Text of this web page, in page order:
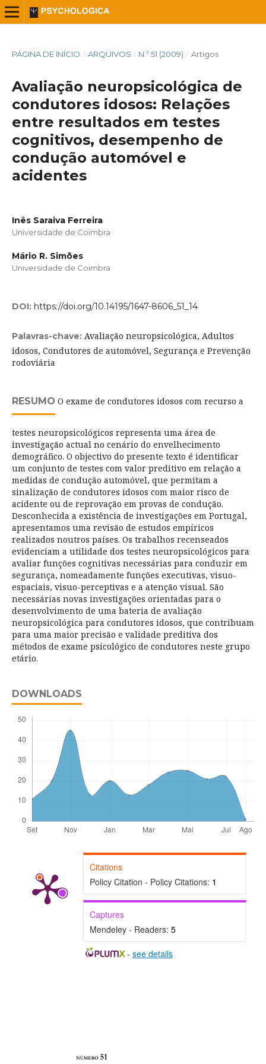
PÁGINA DE INÍCIO / ARQUIVOS / N.º 51 (2009) / Artigos
Avaliação neuropsicológica de
condutores idosos: Relações
entre resultados em testes
cognitivos, desempenho de
condução automóvel e
acidentes
Inês Saraiva Ferreira
Universidade de Coimbra
Mário R. Simões
Universidade de Coimbra
DOI: https://doi.org/10.14195/1647-8606_51_14
Palavras-chave: Avaliação neuropsicológica, Adultos
idosos, Condutores de automóvel, Segurança e Prevenção
rodoviária
RESUMO O exame de condutores idosos com recurso a
testes neuropsicológicos representa uma área de
investigação actual no cenário do envelhecimento
demográfico. O objectivo do presente texto é identificar
um conjunto de testes com valor preditivo em relação a
medidas de condução automóvel, que permitam a
sinalização de condutores idosos com maior risco de
acidente ou de reprovação em provas de condução.
Desconhecida a existência de investigações em Portugal,
apresentamos uma revisão de estudos empíricos
realizados noutros países. Os trabalhos recenseados
evidenciam a utilidade dos testes neuropsicológicos para
avaliar funções cognitivas necessárias para conduzir em
segurança, nomeadamente funções executivas, visuo-
espaciais, visuo-perceptivas e a atenção visual. São
necessárias novas investigações orientadas para o
desenvolvimento de uma bateria de avaliação
neuropsicológica para condutores idosos, que contribuam
para uma maior precisão e validade preditiva dos
métodos de exame psicológico de condutores neste grupo
etário.
DOWNLOADS
Citations
Policy Citation - Policy Citations: 1
Captures
Mendeley - Readers: 5
- see details